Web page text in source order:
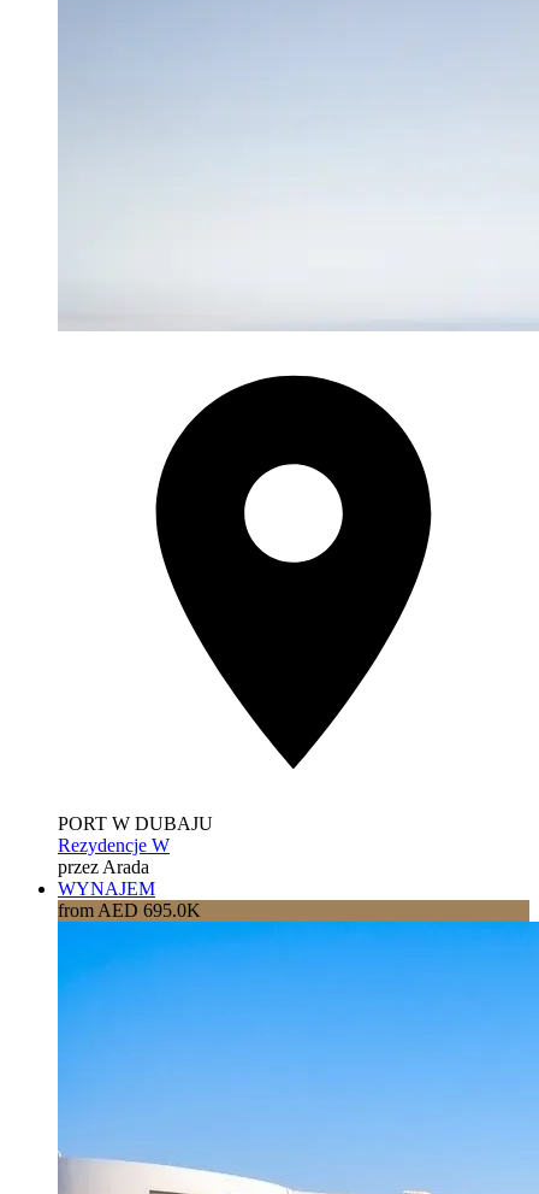
PORT W DUBAJU
Rezydencje W
przez Arada
WYNAJEM
from AED 695.0K